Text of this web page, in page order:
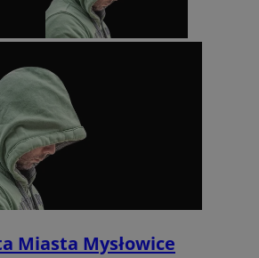
Miasta Mysłowice